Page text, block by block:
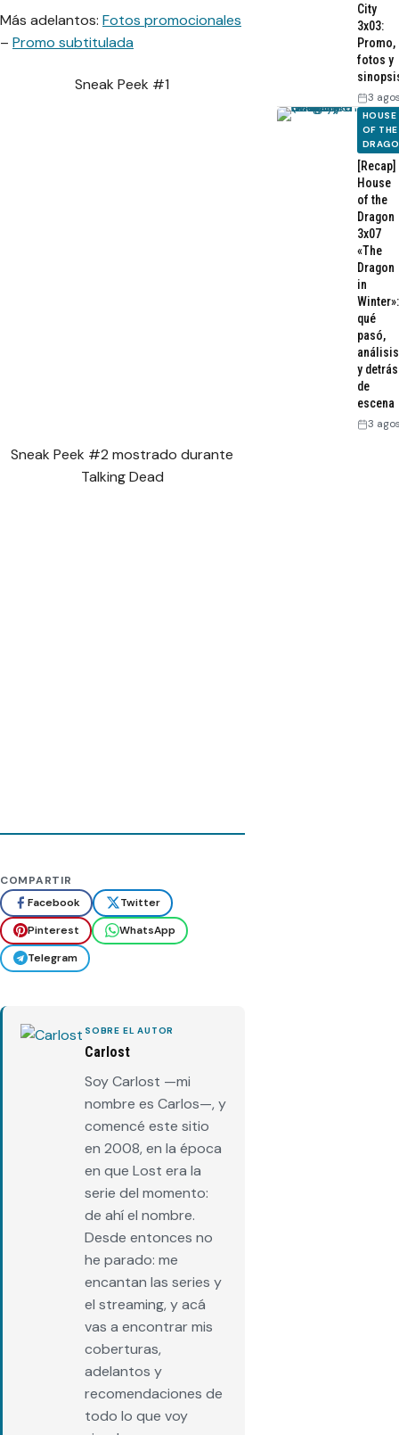
Más adelantos: Fotos promocionales
– Promo subtitulada
Sneak Peek #1
Sneak Peek #2 mostrado durante
Talking Dead
COMPARTIR
Facebook
Twitter
Pinterest
WhatsApp
Telegram
SOBRE EL AUTOR
Carlost
Soy Carlost —mi
nombre es Carlos—, y
comencé este sitio
en 2008, en la época
en que Lost era la
serie del momento:
de ahí el nombre.
Desde entonces no
he parado: me
encantan las series y
el streaming, y acá
vas a encontrar mis
coberturas,
adelantos y
recomendaciones de
todo lo que voy
City
3x03:
Promo,
fotos y
3
HOUSE
OF THE
[Recap]
House
of the
Dragon
3x07
«The
Dragon
in
Winter»:
qué
pasó,
análisis
y detrás
de
escena
3